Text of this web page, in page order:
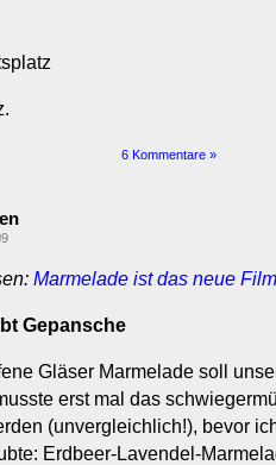
6 Kommentare »
Marmelade ist das neue
Gepansche
Gläser Marmelade soll
erst mal das
(unvergleichlich!), bevor
Erdbeer-Lavendel-